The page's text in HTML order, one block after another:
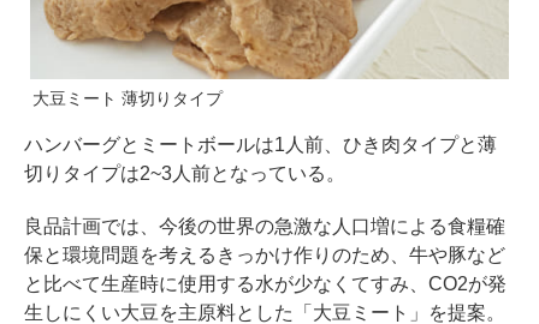
大豆ミート 薄切りタイプ
ハンバーグとミートボールは1人前、ひき肉タイプと薄
切りタイプは2~3人前となっている。
良品計画では、今後の世界の急激な人口増による食糧確
保と環境問題を考えるきっかけ作りのため、牛や豚など
と比べて生産時に使用する水が少なくてすみ、CO2が発
生しにくい大豆を主原料とした「大豆ミート」を提案。